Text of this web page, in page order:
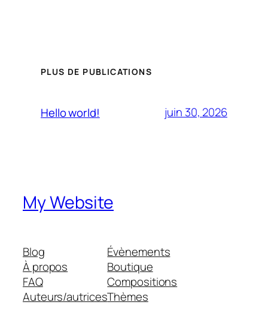
PLUS DE PUBLICATIONS
Hello world! juin 30, 2026
My Website
Blog
À propos
FAQ
Auteurs/autrices
Évènements
Boutique
Compositions
Thèmes